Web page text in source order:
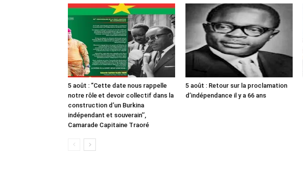
5 août : ”Cette date nous rappelle
notre rôle et devoir collectif dans la
construction d’un Burkina
indépendant et souverain’’,
Camarade Capitaine Traoré
5 août : Retour sur la proclamation
d’indépendance il y a 66 ans